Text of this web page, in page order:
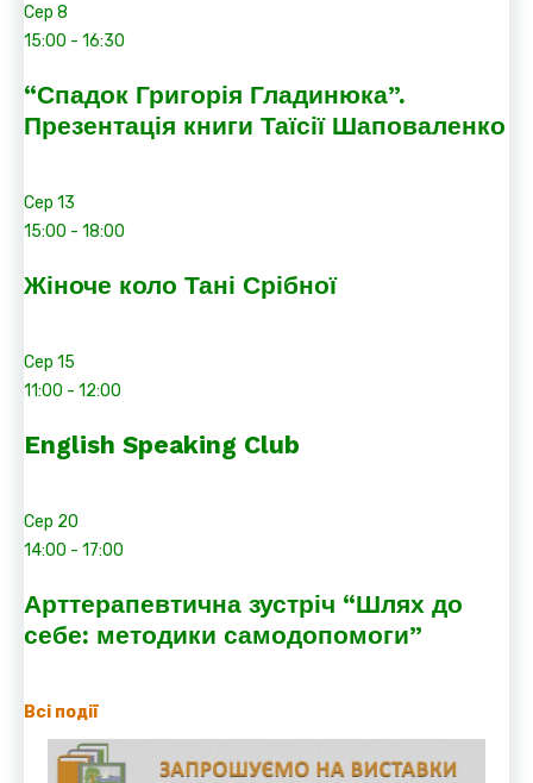
Сер 8
15:00 - 16:30
“Спадок Григорія Гладинюка”.
Презентація книги Таїсії Шаповаленко
Сер 13
15:00 - 18:00
Жіноче коло Тані Срібної
Сер 15
11:00 - 12:00
English Speaking Club
Сер 20
14:00 - 17:00
Арттерапевтична зустріч “Шлях до
себе: методики самодопомоги”
Всі події